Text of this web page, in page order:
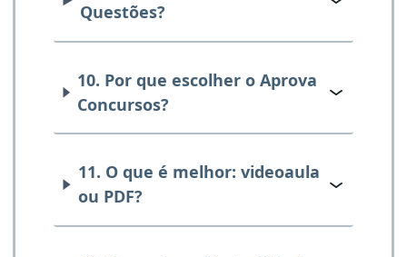
Questões?
10. Por que escolher o Aprova
Concursos?
11. O que é melhor: videoaula
ou PDF?